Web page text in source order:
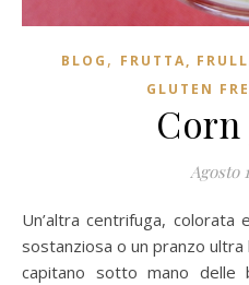
BLOG , FRUTTA,
GLUTEN
Corn
Agosto
Un’altra centrifuga, colorata e saziante, per una merenda
sostanziosa o un pranzo ultra
capitano sotto mano delle